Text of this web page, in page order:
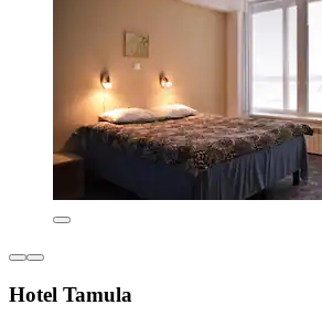
Hotel Tamula